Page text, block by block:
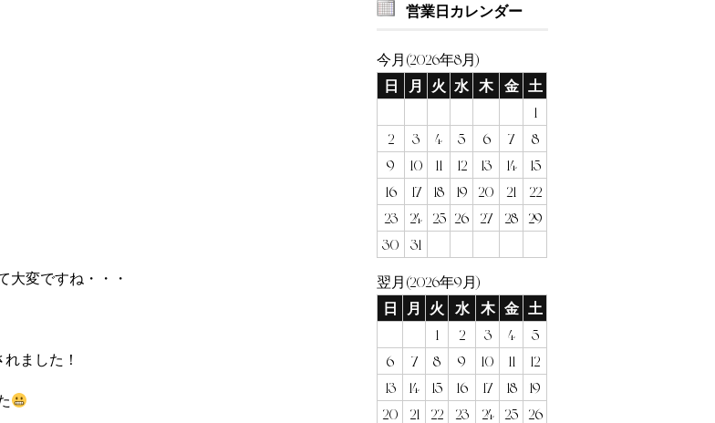
大変ですね・・・
ました！
営業日カレンダー
今月(2026年8月)
日
月 火 水 木 金 土
1
2
3 4 5 6 7
8
9
10 11 12 13 14
15
16
17 18 19 20 21
22
23
24 25 26 27 28
29
30
31
翌月(2026年9月)
日
月 火 水 木 金 土
1
2 3 4
5
6
7 8 9 10 11
12
13
14 15 16 17 18
19
20
21 22 23 24 25
26